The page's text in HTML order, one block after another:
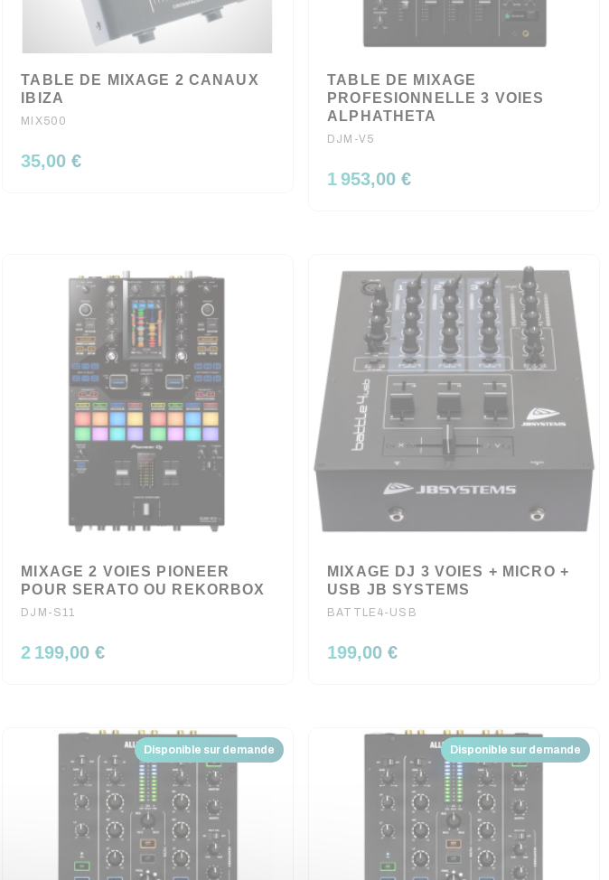
TABLE DE MIXAGE 2 CANAUX
IBIZA
MIX500
35,00 €
TABLE DE MIXAGE
PROFESIONNELLE 3 VOIES
ALPHATHETA
DJM-V5
1 953,00 €
MIXAGE 2 VOIES PIONEER
POUR SERATO OU REKORBOX
DJM-S11
2 199,00 €
MIXAGE DJ 3 VOIES + MICRO +
USB JB SYSTEMS
BATTLE4-USB
199,00 €
Disponible sur demande Disponible sur demande